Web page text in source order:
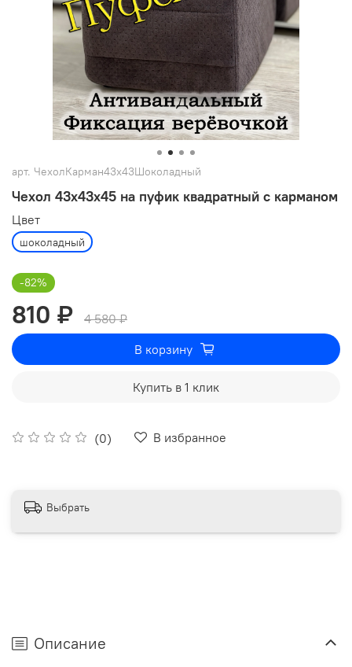
арт. ЧехолКарман43х43Шоколадный
Чехол 43х43х45 на пуфик квадратный с карманом
(0) В избранное
Цвет
шоколадный
-82%
810 ₽
4 580 ₽
В корзину
Купить в 1 клик
Выбрать
Описание